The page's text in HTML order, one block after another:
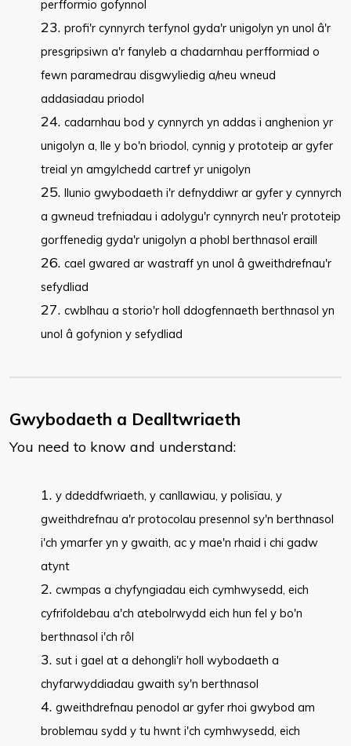
perfformio gofynnol
profi'r cynnyrch terfynol gyda'r unigolyn yn unol â'r
presgripsiwn a'r fanyleb a chadarnhau perfformiad o
fewn paramedrau disgwyliedig a/neu wneud
addasiadau priodol
cadarnhau bod y cynnyrch yn addas i anghenion yr
unigolyn a, lle y bo'n briodol, cynnig y prototeip ar gyfer
treial yn amgylchedd cartref yr unigolyn
llunio gwybodaeth i'r defnyddiwr ar gyfer y cynnyrch
a gwneud trefniadau i adolygu'r cynnyrch neu'r prototeip
gorffenedig gyda'r unigolyn a phobl berthnasol eraill
cael gwared ar wastraff yn unol â gweithdrefnau'r
sefydliad
cwblhau a storio'r holl ddogfennaeth berthnasol yn
unol â gofynion y sefydliad
Gwybodaeth a Dealltwriaeth
You need to know and understand:
y ddeddfwriaeth, y canllawiau, y polisïau, y
gweithdrefnau a'r protocolau presennol sy'n berthnasol
i'ch ymarfer yn y gwaith, ac y mae'n rhaid i chi gadw
atynt
cwmpas a chyfyngiadau eich cymhwysedd, eich
cyfrifoldebau a'ch atebolrwydd eich hun fel y bo'n
berthnasol i'ch rôl
sut i gael at a dehongli'r holl wybodaeth a
chyfarwyddiadau gwaith sy'n berthnasol
gweithdrefnau penodol ar gyfer rhoi gwybod am
broblemau sydd y tu hwnt i'ch cymhwysedd, eich